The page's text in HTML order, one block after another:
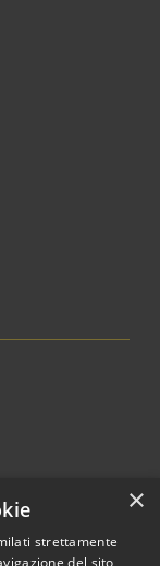
×
strettamente
del sito,